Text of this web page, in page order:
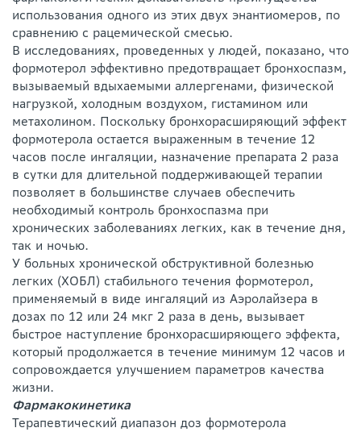
использования одного из этих двух энантиомеров, по
сравнению с рацемической смесью.
В исследованиях, проведенных у людей, показано, что
формотерол эффективно предотвращает бронхоспазм,
вызываемый вдыхаемыми аллергенами, физической
нагрузкой, холодным воздухом, гистамином или
метахолином. Поскольку бронхорасширяющий эффект
формотерола остается выраженным в течение 12
часов после ингаляции, назначение препарата 2 раза
в сутки для длительной поддерживающей терапии
позволяет в большинстве случаев обеспечить
необходимый контроль бронхоспазма при
хронических заболеваниях легких, как в течение дня,
так и ночью.
У больных хронической обструктивной болезнью
легких (ХОБЛ) стабильного течения формотерол,
применяемый в виде ингаляций из Аэролайзера в
дозах по 12 или 24 мкг 2 раза в день, вызывает
быстрое наступление бронхорасширяющего эффекта,
который продолжается в течение минимум 12 часов и
сопровождается улучшением параметров качества
жизни.
Фармакокинетика
Терапевтический диапазон доз формотерола